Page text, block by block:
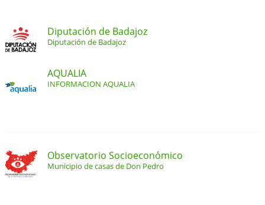
Diputación de Badajoz
Diputación de Badajoz
AQUALIA
INFORMACION AQUALIA
Observatorio Socioeconómico
Municipio de casas de Don Pedro